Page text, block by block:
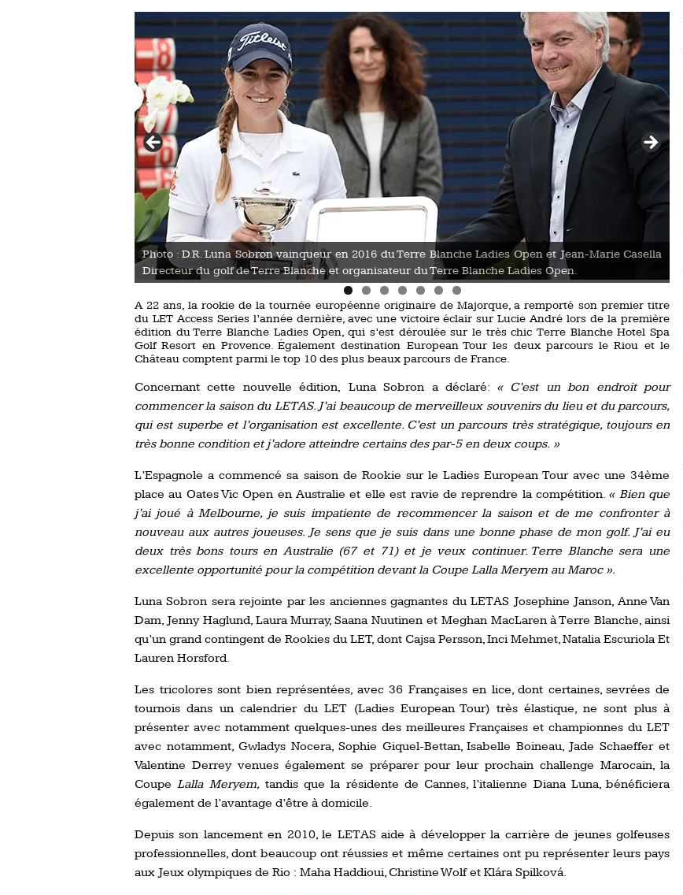
Photo : D.R. Luna Sobron vainqueur en 2016 du Terre Blanche Ladies Open et Jean-Marie Casella
Directeur du golf de Terre Blanche et organisateur du Terre Blanche Ladies Open.
A 22 ans, la rookie de la tournée européenne originaire de Majorque, a remporté son premier titre
du LET Access Series l’année dernière, avec une victoire éclair sur Lucie André lors de la première
édition du Terre Blanche Ladies Open, qui s’est déroulée sur le très chic Terre Blanche Hotel Spa
Golf Resort en Provence. Également destination European Tour les deux parcours le Riou et le
Château comptent parmi le top 10 des plus beaux parcours de France.
Concernant cette nouvelle édition, Luna Sobron a déclaré: « C’est un bon endroit pour
commencer la saison du LETAS. J’ai beaucoup de merveilleux souvenirs du lieu et du parcours,
qui est superbe et l’organisation est excellente. C’est un parcours très stratégique, toujours en
très bonne condition et j’adore atteindre certains des par-5 en deux coups. »
L’Espagnole a commencé sa saison de Rookie sur le Ladies European Tour avec une 34ème
place au Oates Vic Open en Australie et elle est ravie de reprendre la compétition. « Bien que
j’ai joué à Melbourne, je suis impatiente de recommencer la saison et de me confronter à
nouveau aux autres joueuses. Je sens que je suis dans une bonne phase de mon golf. J’ai eu
deux très bons tours en Australie (67 et 71) et je veux continuer. Terre Blanche sera une
excellente opportunité pour la compétition devant la Coupe Lalla Meryem au Maroc ».
Luna Sobron sera rejointe par les anciennes gagnantes du LETAS Josephine Janson, Anne Van
Dam, Jenny Haglund, Laura Murray, Saana Nuutinen et Meghan MacLaren à Terre Blanche, ainsi
qu’un grand contingent de Rookies du LET, dont Cajsa Persson, Inci Mehmet, Natalia Escuriola Et
Lauren Horsford.
Les tricolores sont bien représentées, avec 36 Françaises en lice, dont certaines, sevrées de
tournois dans un calendrier du LET (Ladies European Tour) très élastique, ne sont plus à
présenter avec notamment quelques-unes des meilleures Françaises et championnes du LET
avec notamment, Gwladys Nocera, Sophie Giquel-Bettan, Isabelle Boineau, Jade Schaeffer et
Valentine Derrey venues également se préparer pour leur prochain challenge Marocain, la
CoupeLalla Meryem, tandis que la résidente de Cannes, l’italienne Diana Luna, bénéficiera
également de l’avantage d’être à domicile.
Depuis son lancement en 2010, le LETAS aide à développer la carrière de jeunes golfeuses
professionnelles, dont beaucoup ont réussies et même certaines ont pu représenter leurs pays
aux Jeux olympiques de Rio : Maha Haddioui, Christine Wolf et Klára Spilková.